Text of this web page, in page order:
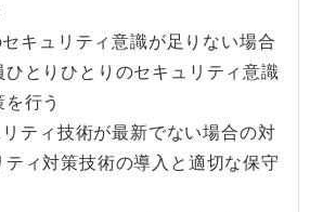
キュリティ意識が足りない場合
ひとりひとりのセキュリティ意識
行う
ティ技術が最新でない場合の対
ティ対策技術の導入と適切な保守